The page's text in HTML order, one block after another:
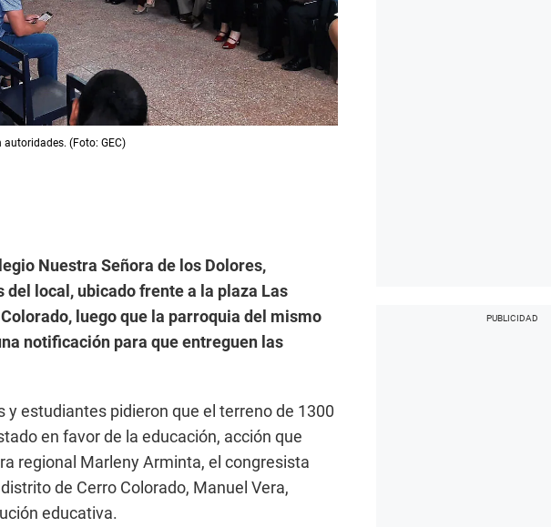
(Foto: GEC)
Nuestra Señora de los Dolores,
local, ubicado frente a la plaza Las
luego que la parroquia del mismo
notificación para que entreguen las
y estudiantes pidieron que el terreno de 1300
en favor de la educación, acción que
regional Marleny Arminta, el congresista
de Cerro Colorado, Manuel Vera,
educativa.